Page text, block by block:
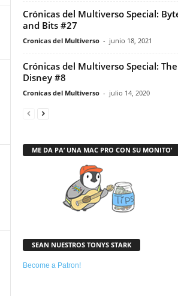
Crónicas del Multiverso Special:
and Bits #27
Cronicas del Multiverso - junio 18, 2021
Crónicas del Multiverso Special:
Disney #8
Cronicas del Multiverso - julio 14, 2020
ME DA PA’ UNA MAC PRO CON SU MONITO’
SEAN NUESTROS TONYS STARK
Become a Patron!